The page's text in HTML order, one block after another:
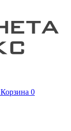
Корзина 0